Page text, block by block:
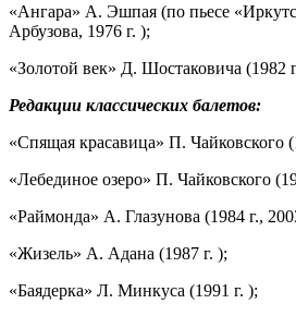
«Ангара» А. Эшпая (по пьесе
Арбузова, 1976 г. );
«Золотой век» Д. Шостаковича (1982
Редакции классических балетов:
«Спящая красавица» П. Чайковского
«Лебединое озеро» П. Чайковского
«Раймонда» А. Глазунова (1984 г.,
«Жизель» А. Адана (1987 г. );
«Баядерка» Л. Минкуса (1991 г. );